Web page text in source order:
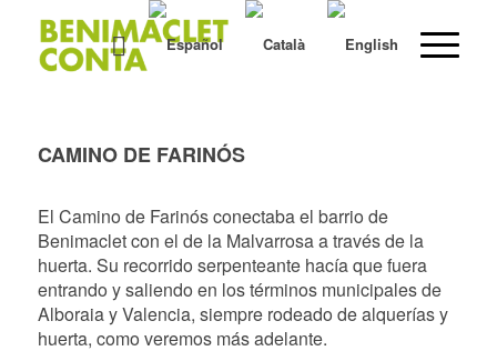
CAMINO DE FARINÓS
El Camino de Farinós conectaba el barrio de
Benimaclet con el de la Malvarrosa a través de la
huerta. Su recorrido serpenteante hacía que fuera
entrando y saliendo en los términos municipales de
Alboraia y Valencia, siempre rodeado de alquerías y
huerta, como veremos más adelante.